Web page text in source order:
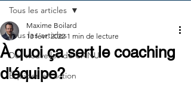
Tous les articles
Des nouvelles de CANU
Équipes en action
Tous les articles
À quoi ça sert le coaching
d'équipe?
Maxime Boilard
13 févr. 2022 1 min de lecture